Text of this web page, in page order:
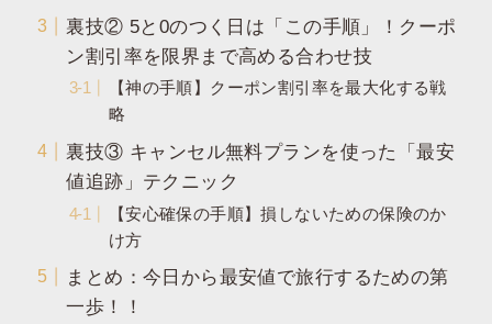
裏技② 5と0のつく日は「この手順」！クーポ
ン割引率を限界まで高める合わせ技
​【神の手順】クーポン割引率を最大化する戦
略
​裏技③ キャンセル無料プランを使った「最安
値追跡」テクニック
​【安心確保の手順】損しないための保険のか
け方
まとめ：今日から最安値で旅行するための第
一歩！！